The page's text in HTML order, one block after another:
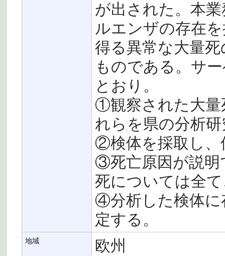
が出された。本
ルエンザの存在
得る異常な大量
ものである。サ
とおり。
①観察された大量
れらを県の分析
②検体を採取し、
③死亡原因が説明
死については全
④分析した検体に
定する。
地域 欧州